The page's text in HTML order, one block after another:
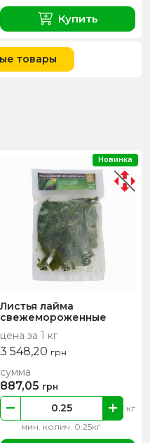
Купить
товары
Листья лайма
свежемороженные
цена за 1 кг
3 548,20 грн
мин. колич. 0.25кг
кг
сумма
887,05 грн
Новинка